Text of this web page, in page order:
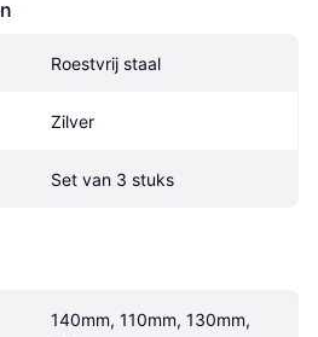
Roestvrij staal
Zilver
Set van 3 stuks
140mm, 110mm, 130mm,